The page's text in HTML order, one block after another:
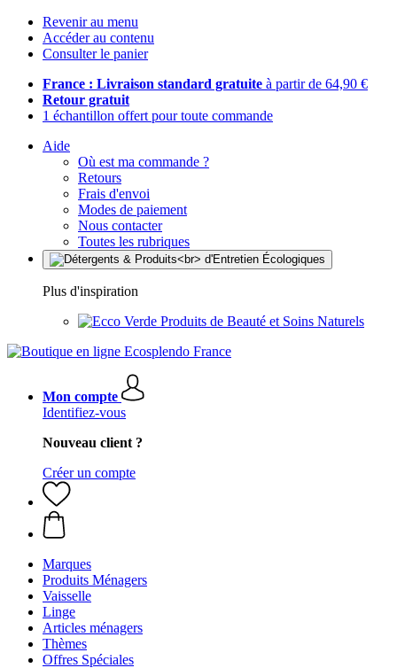
Revenir au menu
Accéder au contenu
Consulter le panier
France : Livraison standard gratuite à partir de 64,90 €
Retour gratuit
1 échantillon offert pour toute commande
Aide
Où est ma commande ?
Retours
Frais d'envoi
Modes de paiement
Nous contacter
Toutes les rubriques
Plus d'inspiration
Produits de Beauté et Soins Naturels
Mon compte
Identifiez-vous
Nouveau client ?
Créer un compte
Marques
Produits Ménagers
Vaisselle
Linge
Articles ménagers
Thèmes
Offres Spéciales